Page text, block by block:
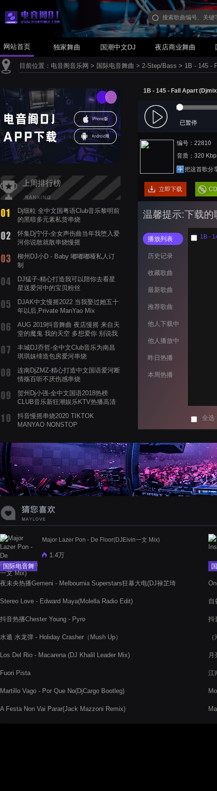
网站首页 独家舞曲 国潮中文DJ 夜店商业舞曲
目前位置： 电音阁音乐网 > 国际电音舞曲 > 2-Step/Bass > 1B - 145 -
上周排行榜
Dj细粒 全中文国粤语Club音乐黎明前
的黑暗多元素私货串烧
怀集Dj宁仔-全女声伤曲当年我堕入爱
河你说散就散串烧慢摇
柳州DJ小D - Baby 嘟嘟嘟哑私人订
制
DJ猛子-精心打造我可以陪你去看星
星送爱河中的宝贝粉丝
DJAK中文慢摇2022 当我娶过她五十
年以后,Private ManYao Mix
AUG 2019抖音舞曲 夜店慢摇 来自天
堂的魔鬼 我的天空 多想爱你 别说我
丰城DJ乔哲-全中文Club音乐为南昌
琪琪妹缔造包房爱河串烧
连南DjZMZ-精心打造中文国语爱河断
情殇百听不厌伤感串烧
贺州Dj小强-全中文国语2018热榜
CLUB音乐新狂潮娱乐KTV热播高清
抖音慢摇串烧2020 TIKTOK
MANYAO NONSTOP
蝉爸爸妈妈爱存在夏天的风是想你的
声音啊
1B - 145 - Fall Apart
已暂停
编号：22810
音质：320
把这首歌分
立即下载
温馨提示:下载的
播放列表
历史记录
收藏歌曲
最新歌曲
推荐歌曲
他人下载中
他人播放中
昨日热播
本周热播
1B -
全选
国际电音舞
曲
Major Lazer Pon - De Floor(DJEivin一文 Mix)
1.4万
夜未央热播Gemeni - Melbournia Superstars狂暴大电(DJ禄芷琦
Stereo Love - Edward Maya(Molella Radio Edit)
抖音热播Chester Young - Pyro
水遁 水龙弹 - Holiday Crasher（Mush Up）
Los Del Rio - Macarena (DJ Khalil Leader Mix)
Fuori Pista
Martillo Vago - Por Que No(DjCargo Bootleg)
A Festa Non Vai Parar(Jack Mazzoni Remix)
自
抖
月
江